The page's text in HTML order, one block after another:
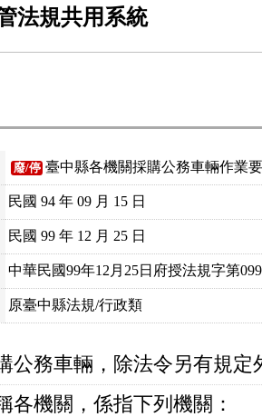
法規共用系統
廢/停 臺中縣各機關採購公務車輛作業
民國 94 年 09 月 15 日
民國 99 年 12 月 25 日
中華民國99年12月25日府授法規字第
原臺中縣法規/行政類
公務車輛，除法令另有規
各機關，係指下列機關：